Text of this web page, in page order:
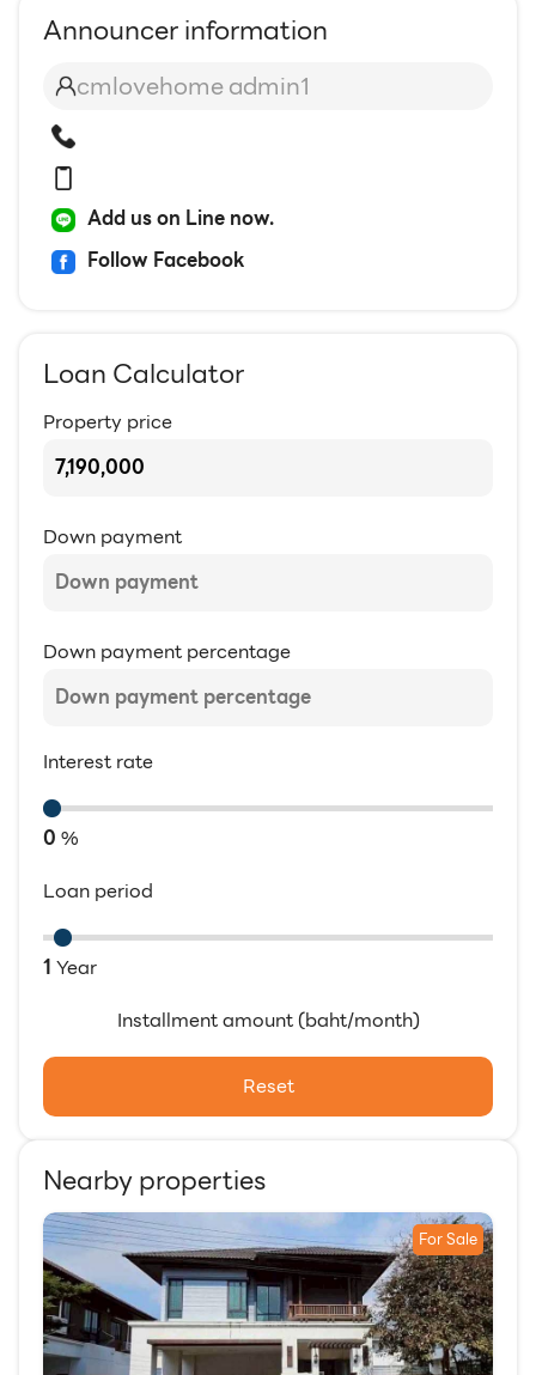
Announcer information
cmlovehome admin1
Add us on Line now.
Follow Facebook
Loan Calculator
Property price
Down payment
Down payment percentage
Interest rate
0 %
Loan period
1 Year
Installment amount (baht/month)
Reset
Nearby properties
For Sale